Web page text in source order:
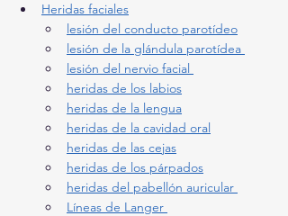
Heridas faciales
lesión del conducto parotídeo
lesión de la glándula parotídea
lesión del nervio facial
heridas de los labios
heridas de la lengua
heridas de la cavidad oral
heridas de las cejas
heridas de los párpados
heridas del pabellón auricular
Líneas de Langer